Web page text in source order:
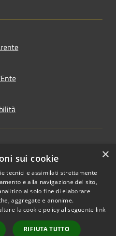
Copyright © 2026 • Comune di
Municipium•
Accesso
×
sui cookie
tecnici e assimilati strettamente
e alla navigazione del sito,
al solo fine di elaborare
aggregate e anonime.
la cookie policy al seguente link
RIFIUTA TUTTO